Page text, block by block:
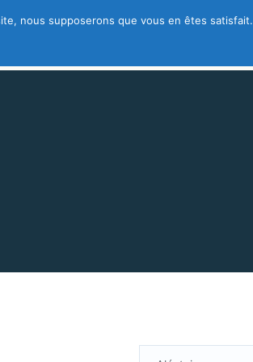
– créez votre fiche gratuite
nous supposerons que vous en êtes satisfait.